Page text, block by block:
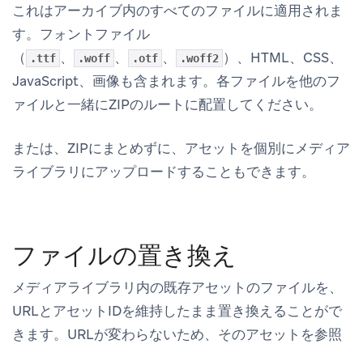
これはアーカイブ内のすべてのファイルに適用されま
す。フォントファイル
（
.ttf 、 .woff 、 .otf 、 .woff2 ）、HTML、CSS、
JavaScript、画像も含まれます。各ファイルを他のフ
ァイルと一緒にZIPのルートに配置してください。
または、ZIPにまとめずに、アセットを個別にメディア
ライブラリにアップロードすることもできます。
ファイルの置き換え
メディアライブラリ内の既存アセットのファイルを、
URLとアセットIDを維持したまま置き換えることがで
きます。URLが変わらないため、そのアセットを参照